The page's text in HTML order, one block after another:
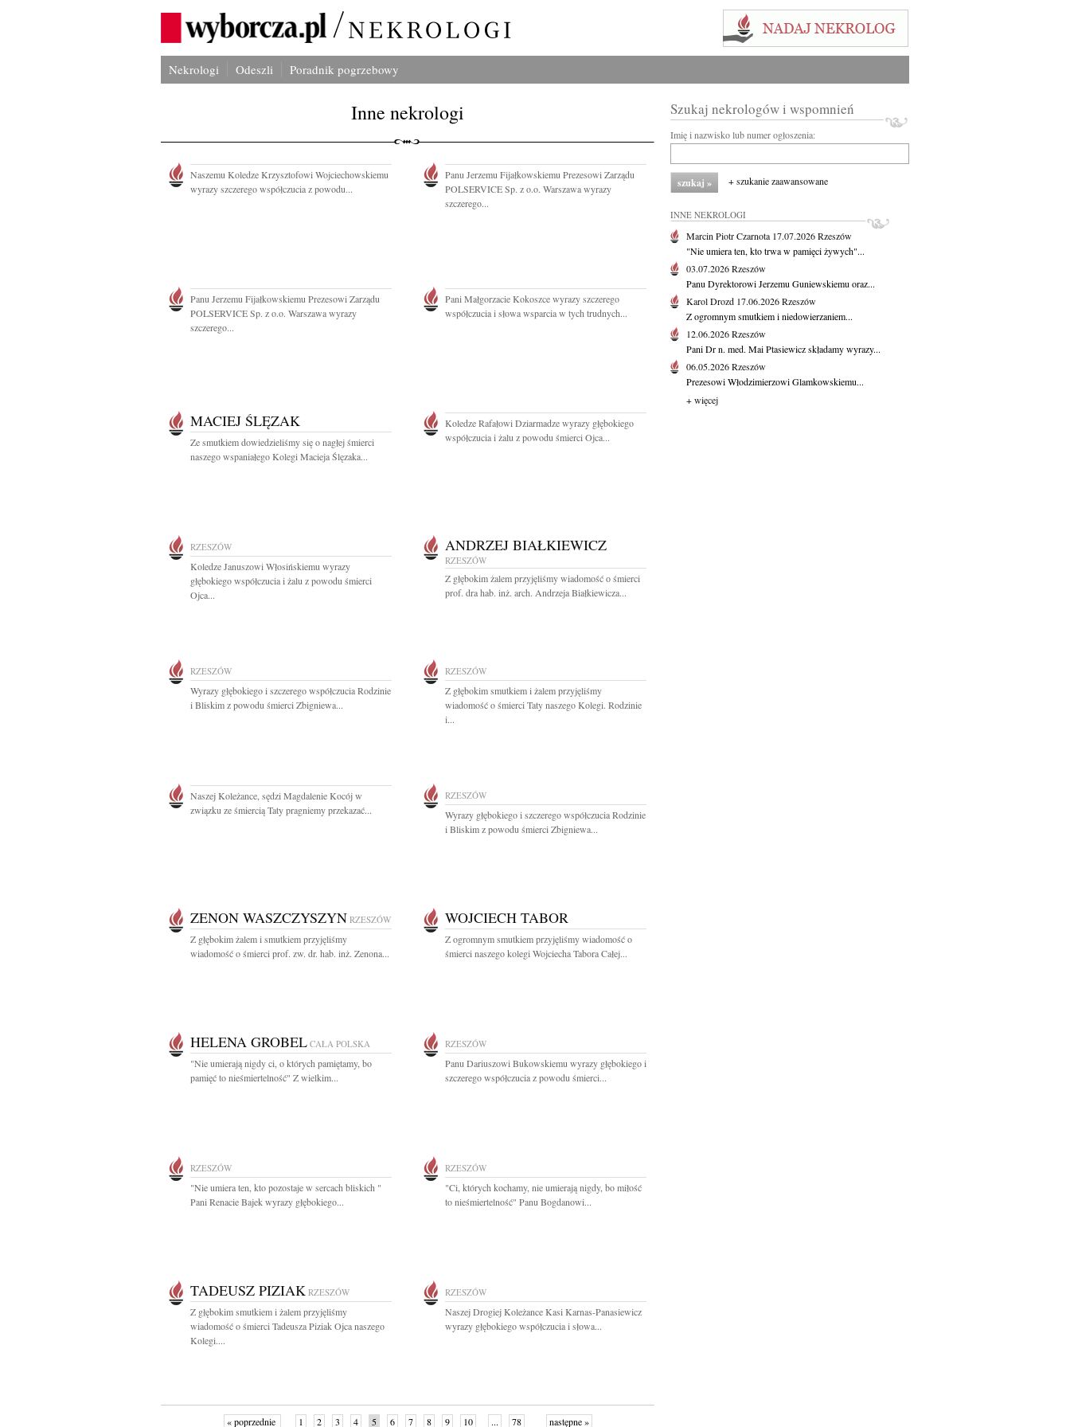
Nekrologi Odeszli Poradnik pogrzebowy
Inne nekrologi
Naszemu Koledze Krzysztofowi Wojciechowskiemu
wyrazy szczerego współczucia z powodu...
Panu Jerzemu Fijałkowskiemu Prezesowi Zarządu
POLSERVICE Sp. z o.o. Warszawa wyrazy
szczerego...
Panu Jerzemu Fijałkowskiemu Prezesowi Zarządu
POLSERVICE Sp. z o.o. Warszawa wyrazy
szczerego...
Pani Małgorzacie Kokoszce wyrazy szczerego
współczucia i słowa wsparcia w tych trudnych...
MACIEJ ŚLĘZAK
Ze smutkiem dowiedzieliśmy się o nagłej śmierci
naszego wspaniałego Kolegi Macieja Ślęzaka...
Koledze Rafałowi Dziarmadze wyrazy głębokiego
współczucia i żalu z powodu śmierci Ojca...
RZESZÓW
Koledze Januszowi Włosińskiemu wyrazy
głębokiego współczucia i żalu z powodu śmierci
Ojca...
ANDRZEJ BIAŁKIEWICZ
RZESZÓW
Z głębokim żalem przyjęliśmy wiadomość o śmierci
prof. dra hab. inż. arch. Andrzeja Białkiewicza...
RZESZÓW
Wyrazy głębokiego i szczerego współczucia Rodzinie
i Bliskim z powodu śmierci Zbigniewa...
RZESZÓW
Z głębokim smutkiem i żalem przyjęliśmy
wiadomość o śmierci Taty naszego Kolegi. Rodzinie
i...
Naszej Koleżance, sędzi Magdalenie Kocój w
związku ze śmiercią Taty pragniemy przekazać...
RZESZÓW
Wyrazy głębokiego i szczerego współczucia Rodzinie
i Bliskim z powodu śmierci Zbigniewa...
ZENON WASZCZYSZYN RZESZÓW
Z głębokim żalem i smutkiem przyjęliśmy
wiadomość o śmierci prof. zw. dr. hab. inż. Zenona...
WOJCIECH TABOR
Z ogromnym smutkiem przyjęliśmy wiadomość o
śmierci naszego kolegi Wojciecha Tabora Całej...
HELENA GROBEL CAŁA POLSKA
"Nie umierają nigdy ci, o których pamiętamy, bo
pamięć to nieśmiertelność" Z wielkim...
RZESZÓW
Panu Dariuszowi Bukowskiemu wyrazy głębokiego i
szczerego współczucia z powodu śmierci...
RZESZÓW
"Nie umiera ten, kto pozostaje w sercach bliskich "
Pani Renacie Bajek wyrazy głębokiego...
RZESZÓW
"Ci, których kochamy, nie umierają nigdy, bo miłość
to nieśmiertelność" Panu Bogdanowi...
TADEUSZ PIZIAK RZESZÓW
Z głębokim smutkiem i żalem przyjęliśmy
wiadomość o śmierci Tadeusza Piziak Ojca naszego
Kolegi....
RZESZÓW
Naszej Drogiej Koleżance Kasi Karnas-Panasiewicz
wyrazy głębokiego współczucia i słowa...
« poprzednie 1 2 3 4 5 6 7 8 9 10 ... 78 następne »
Szukaj nekrologów i wspomnień
Imię i nazwisko lub numer ogłoszenia:
+ szukanie zaawansowane
INNE NEKROLOGI
Marcin Piotr Czarnota 17.07.2026Rzeszów
"Nie umiera ten, kto trwa w pamięci żywych"...
03.07.2026Rzeszów
Panu Dyrektorowi Jerzemu Guniewskiemu oraz...
Karol Drozd 17.06.2026Rzeszów
Z ogromnym smutkiem i niedowierzaniem...
12.06.2026Rzeszów
Pani Dr n. med. Mai Ptasiewicz składamy wyrazy...
06.05.2026Rzeszów
Prezesowi Włodzimierzowi Glamkowskiemu...
+ więcej